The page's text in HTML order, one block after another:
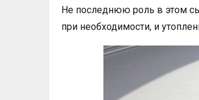
Не последнюю роль в этом
при необходимости, и